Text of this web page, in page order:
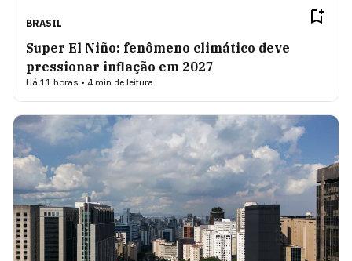
BRASIL
Super El Niño: fenômeno climático deve
pressionar inflação em 2027
Há 11 horas • 4 min de leitura